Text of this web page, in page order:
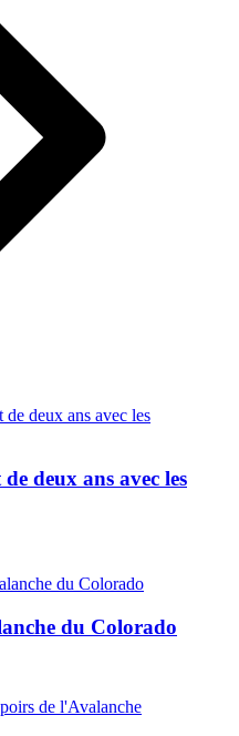
deux ans avec les
du Colorado